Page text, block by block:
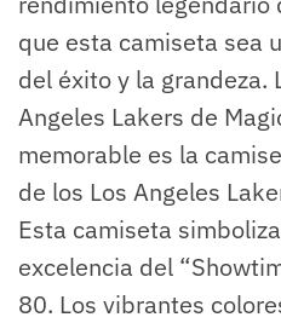
que esta camiseta sea
del éxito y la grandeza.
Angeles Lakers de
memorable es la
de los Los Angeles
Esta camiseta
excelencia del
80. Los vibrantes